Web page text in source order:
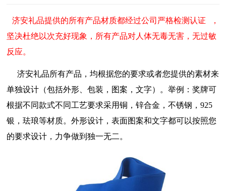
济安礼品提供的所有产品材质都经过公司严格检测认证 ，
坚决杜绝以次充好现象，所有产品对人体无毒无害，无过敏
反应。
济安礼品所有产品，均根据您的要求或者您提供的素材来
单独设计（包括外形、包装，图案，文字）。举例：奖牌可
根据不同款式不同工艺要求采用铜，锌合金，不锈钢，925
银，珐琅等材质。外形设计，表面图案和文字都可以按照您
的要求设计，力争做到独一无二。